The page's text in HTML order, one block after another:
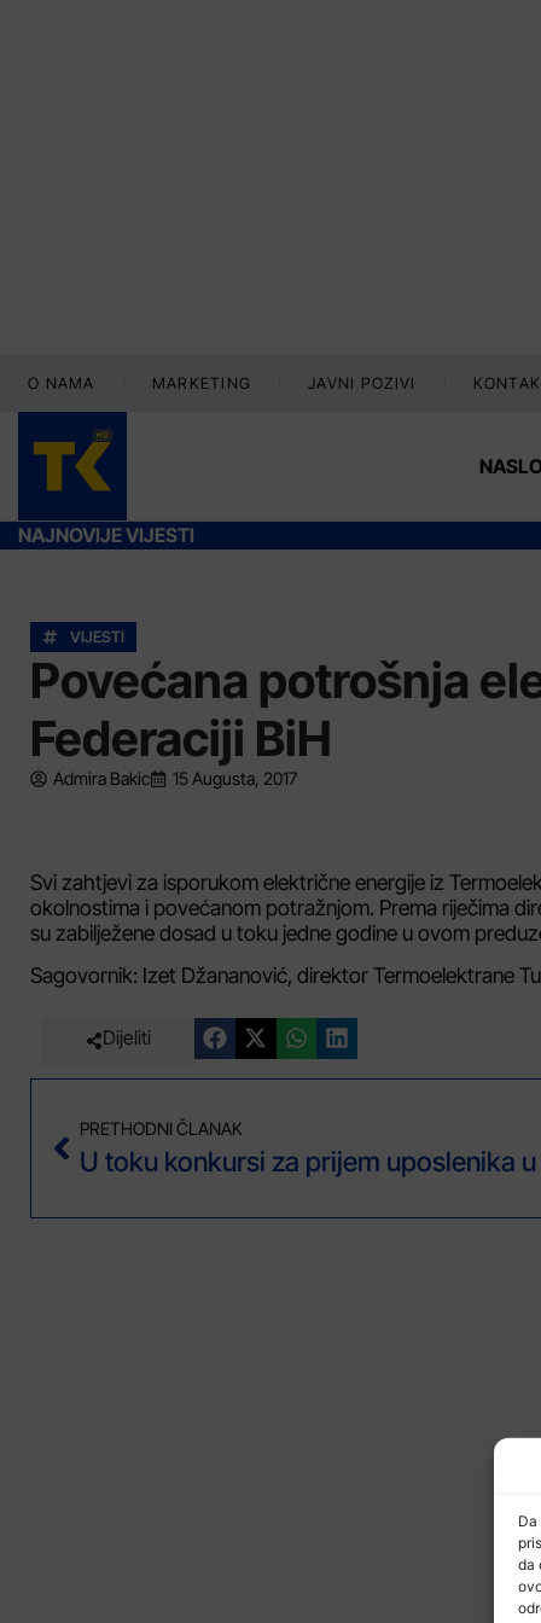
da
O NAMA MARKETING JAVNI POZIVI
NAJNOVIJE VIJESTI
VIJESTI
Povećana potrošnja
Federaciji BiH
Admira Bakic 15 Augusta, 2017
Svi zahtjevi za isporukom električne energije iz
okolnostima i povećanom potražnjom. Prema riječima
su zabilježene dosad u toku jedne godine u ovom
Sagovornik: Izet Džananović, direktor Termoelektrane
Dijeliti
PRETHODNI ČLANAK